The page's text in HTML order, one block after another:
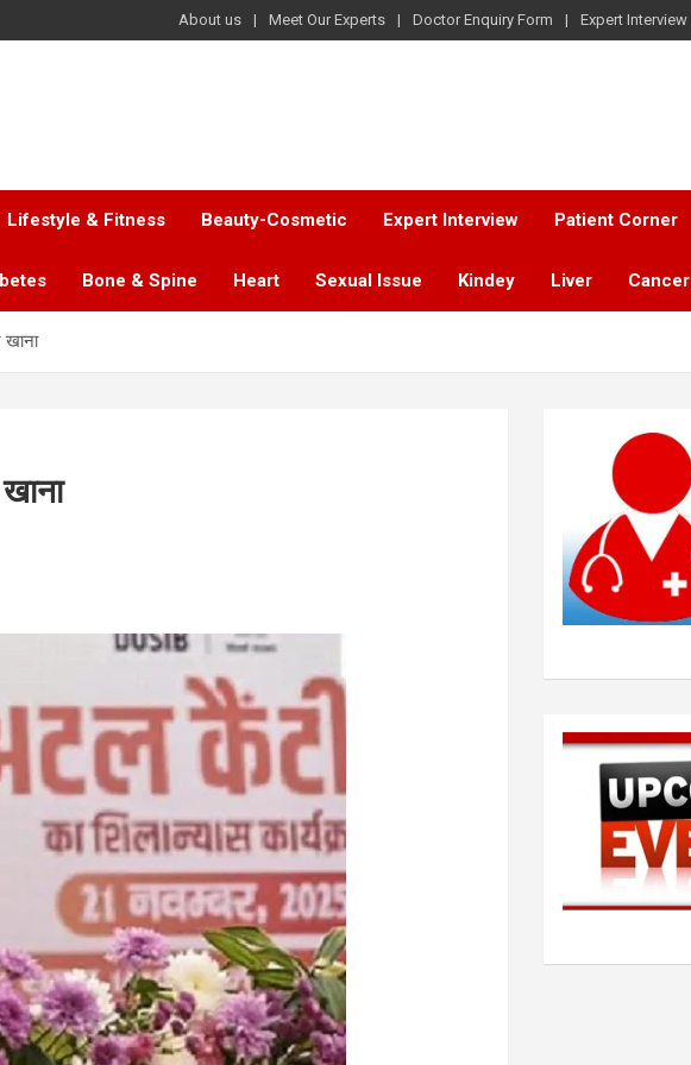
About us Meet Our Experts Doctor Enquiry Form Expert Interview
Lifestyle & Fitness Beauty-Cosmetic Expert Interview Patient Corner
Bone & Spine Heart Sexual Issue Kindey Liver Cancer